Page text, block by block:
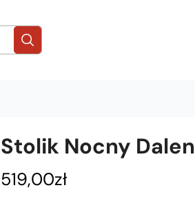
Stolik Nocny Dalen
519,00zł